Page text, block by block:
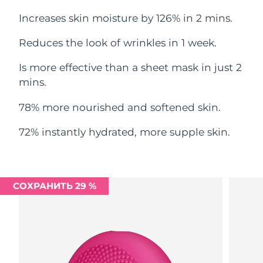
Increases skin moisture by 126% in 2 mins.
Reduces the look of wrinkles in 1 week.
Is more effective than a sheet mask in just 2
mins.
78% more nourished and softened skin.
72% instantly hydrated, more supple skin.
СОХРАНИТЬ 29 %
Ливан
8/11/26
Литва
Ожидаемая дата доставки
Люксембург
Мальта
Ожидаемая дата доставки